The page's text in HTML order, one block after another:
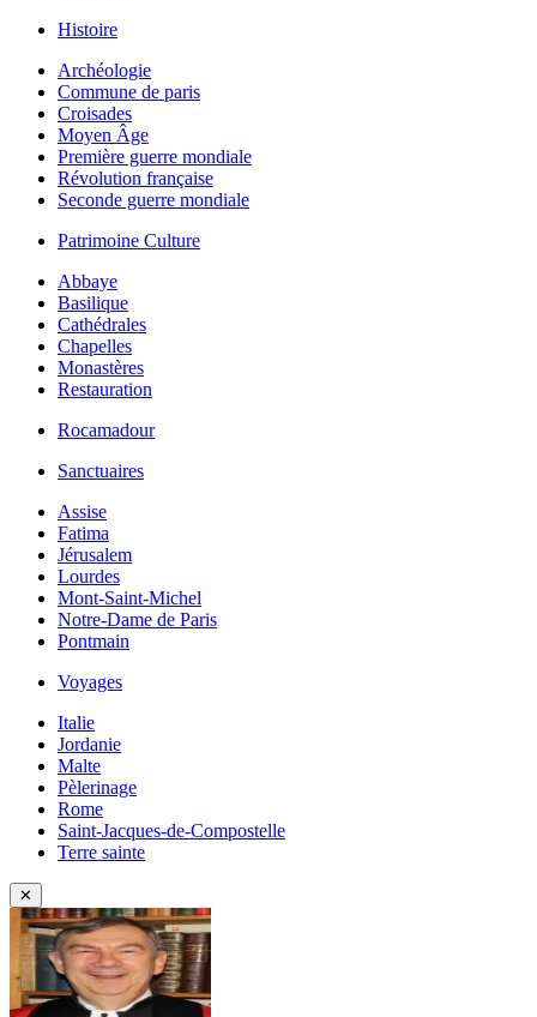
Histoire
Archéologie
Commune de paris
Croisades
Moyen Âge
Première guerre mondiale
Révolution française
Seconde guerre mondiale
Patrimoine Culture
Abbaye
Basilique
Cathédrales
Chapelles
Monastères
Restauration
Rocamadour
Sanctuaires
Assise
Fatima
Jérusalem
Lourdes
Mont-Saint-Michel
Notre-Dame de Paris
Pontmain
Voyages
Italie
Jordanie
Malte
Pèlerinage
Rome
Saint-Jacques-de-Compostelle
Terre sainte
✕